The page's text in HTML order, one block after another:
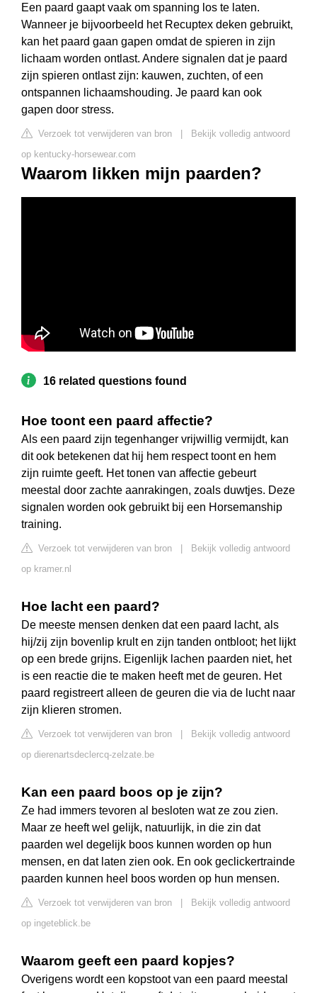
Een paard gaapt vaak om spanning los te laten.
Wanneer je bijvoorbeeld het Recuptex deken gebruikt,
kan het paard gaan gapen omdat de spieren in zijn
lichaam worden ontlast. Andere signalen dat je paard
zijn spieren ontlast zijn: kauwen, zuchten, of een
ontspannen lichaamshouding. Je paard kan ook
gapen door stress.
Verzoek tot verwijderen van bron
Bekijk volledig antwoord
op kentucky-horsewear.com
Waarom likken mijn paarden?
16 related questions found
Hoe toont een paard affectie?
Als een paard zijn tegenhanger vrijwillig vermijdt, kan
dit ook betekenen dat hij hem respect toont en hem
zijn ruimte geeft. Het tonen van affectie gebeurt
meestal door zachte aanrakingen, zoals duwtjes. Deze
signalen worden ook gebruikt bij een Horsemanship
training.
Verzoek tot verwijderen van bron
Bekijk volledig antwoord
op kramer.nl
Hoe lacht een paard?
De meeste mensen denken dat een paard lacht, als
hij/zij zijn bovenlip krult en zijn tanden ontbloot; het lijkt
op een brede grijns. Eigenlijk lachen paarden niet, het
is een reactie die te maken heeft met de geuren. Het
paard registreert alleen de geuren die via de lucht naar
zijn klieren stromen.
Verzoek tot verwijderen van bron
Bekijk volledig antwoord
op dierenartsdeclercq-zelzate.be
Kan een paard boos op je zijn?
Ze had immers tevoren al besloten wat ze zou zien.
Maar ze heeft wel gelijk, natuurlijk, in die zin dat
paarden wel degelijk boos kunnen worden op hun
mensen, en dat laten zien ook. En ook geclickertrainde
paarden kunnen heel boos worden op hun mensen.
Verzoek tot verwijderen van bron
Bekijk volledig antwoord
op ingeteblick.be
Waarom geeft een paard kopjes?
Overigens wordt een kopstoot van een paard meestal